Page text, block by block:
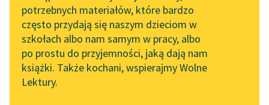
Spotkanie z Katarzyną
Tunkiel w Oslo
102. lata temu zmarł
Joseph Conrad
OAI-PMH
Widget Wolnych Lektur
Przypisy
potrzebnych materiałów, które bardzo
często przydają się naszym dzieciom w
szkołach albo nam samym w pracy, albo
po prostu do przyjemności, jaką dają nam
książki. Także kochani, wspierajmy Wolne
Lektury.
szczerego lennika i tak
wiernie, iż Marek...
Czytaj więcej